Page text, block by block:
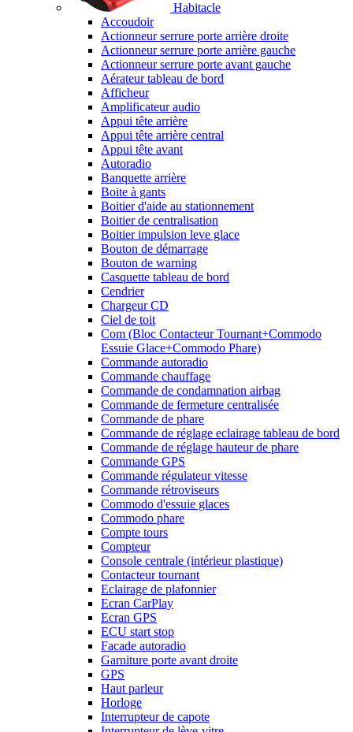
Habitacle
Accoudoir
Actionneur serrure porte arrière droite
Actionneur serrure porte arrière gauche
Actionneur serrure porte avant gauche
Aérateur tableau de bord
Afficheur
Amplificateur audio
Appui tête arrière
Appui tête arrière central
Appui tête avant
Autoradio
Banquette arrière
Boite à gants
Boitier d'aide au stationnement
Boitier de centralisation
Boitier impulsion leve glace
Bouton de démarrage
Bouton de warning
Casquette tableau de bord
Cendrier
Chargeur CD
Ciel de toit
Com (Bloc Contacteur Tournant+Commodo
Essuie Glace+Commodo Phare)
Commande autoradio
Commande chauffage
Commande de condamnation airbag
Commande de fermeture centralisée
Commande de phare
Commande de réglage eclairage tableau de bord
Commande de réglage hauteur de phare
Commande GPS
Commande régulateur vitesse
Commande rétroviseurs
Commodo d'essuie glaces
Commodo phare
Compte tours
Compteur
Console centrale (intérieur plastique)
Contacteur tournant
Eclairage de plafonnier
Ecran CarPlay
Ecran GPS
ECU start stop
Facade autoradio
Garniture porte avant droite
GPS
Haut parleur
Horloge
Interrupteur de capote